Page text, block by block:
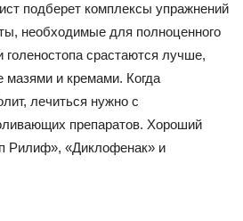
подберет комплексы упражнений
необходимые для полноценного
голеностопа срастаются лучше,
мазями и кремами. Когда
лечиться нужно с
препаратов. Хороший
Рилиф», «Диклофенак» и